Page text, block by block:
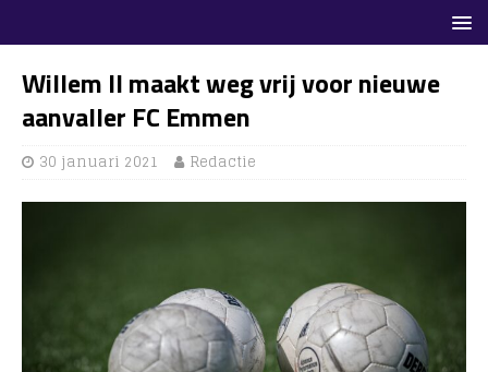
Willem II maakt weg vrij voor nieuwe
aanvaller FC Emmen
30 januari 2021 Redactie